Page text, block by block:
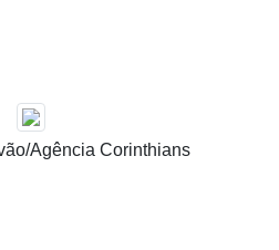
Agência Corinthians